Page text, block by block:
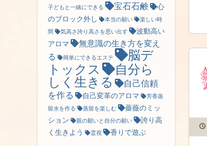
子どもと一緒にできる
宝石石鹸
心
のブロック外し
本当の願い
楽しい時
間
気高さ誇り高さを思い出す
波動高い
アロマ
無意識の生き方を変え
る
簡単にできるエステ
脳デ
トックス
自分ら
しく生きる
自己信頼
を作る
自己変革のアロマ
芳香蒸
留水を作る
蒸留を楽しむ
薔薇のミッ
ション
親の願いと自分の願い
誇り高
く生きよう
霊視 香りで遊ぶ